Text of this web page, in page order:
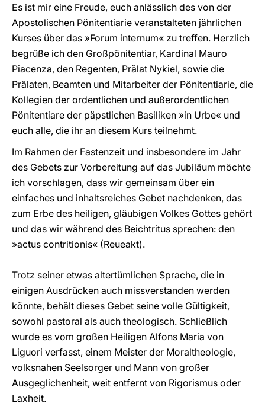
Es ist mir eine Freude, euch anlässlich des von der
Apostolischen Pönitentiarie veranstalteten jährlichen
Kurses über das »Forum internum« zu treffen. Herzlich
begrüße ich den Großpönitentiar, Kardinal Mauro
Piacenza, den Regenten, Prälat Nykiel, sowie die
Prälaten, Beamten und Mitarbeiter der Pönitentiarie, die
Kollegien der ordentlichen und außerordentlichen
Pönitentiare der päpstlichen Basiliken »in Urbe« und
euch alle, die ihr an diesem Kurs teilnehmt.
Im Rahmen der Fastenzeit und insbesondere im Jahr
des Gebets zur Vorbereitung auf das Jubiläum möchte
ich vorschlagen, dass wir gemeinsam über ein
einfaches und inhaltsreiches Gebet nachdenken, das
zum Erbe des heiligen, gläubigen Volkes Gottes gehört
und das wir während des Beichtritus sprechen: den
»actus contritionis« (Reueakt).
Trotz seiner etwas altertümlichen Sprache, die in
einigen Ausdrücken auch missverstanden werden
könnte, behält dieses Gebet seine volle Gültigkeit,
sowohl pastoral als auch theologisch. Schließlich
wurde es vom großen Heiligen Alfons Maria von
Liguori verfasst, einem Meister der Moraltheologie,
volksnahen Seelsorger und Mann von großer
Ausgeglichenheit, weit entfernt von Rigorismus oder
Laxheit.